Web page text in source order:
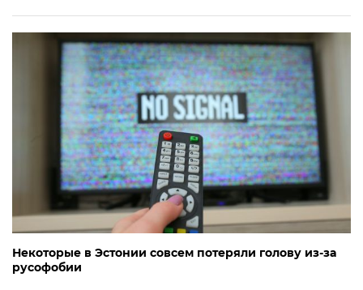
Некоторые в Эстонии совсем потеряли голову из-за
русофобии